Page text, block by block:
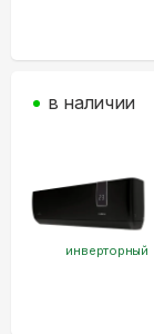
инверторный
в наличии